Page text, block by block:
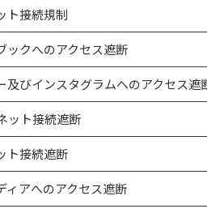
ト接続規制
ックへのアクセス遮断
及びインスタグラムへのアクセス遮断
ット接続遮断
ト接続遮断
ィアへのアクセス遮断